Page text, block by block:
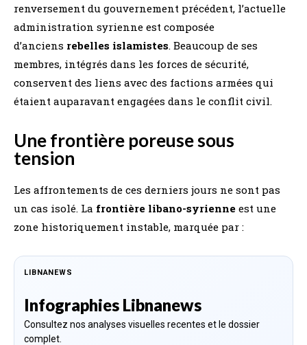
renversement du gouvernement précédent, l’actuelle
administration syrienne est composée
d’anciens rebelles islamistes. Beaucoup de ses
membres, intégrés dans les forces de sécurité,
conservent des liens avec des factions armées qui
étaient auparavant engagées dans le conflit civil.
Une frontière poreuse sous
tension
Les affrontements de ces derniers jours ne sont pas
un cas isolé. La frontière libano-syrienne est une
zone historiquement instable, marquée par :
LIBNANEWS
Infographies Libnanews
Consultez nos analyses visuelles recentes et le dossier
complet.